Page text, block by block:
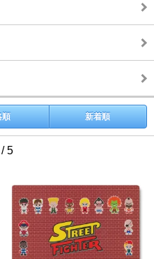
順 新着順
5